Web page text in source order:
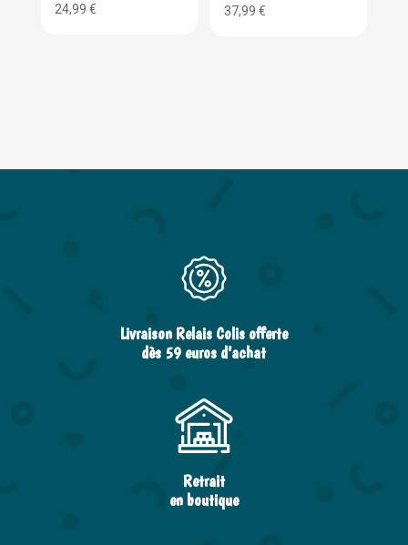
24,99 € 37,99€
Livraison Relais Colis offerte
dès 59 euros d’achat
Retrait
en boutique